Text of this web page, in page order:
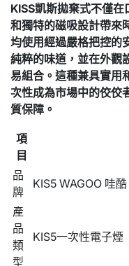
KISS凱斯拋棄式不僅
和獨特的磁吸設計帶來
均使用經過嚴格把控的
純粹的味道，並在外觀
易組合。這種兼具實用
次性成為市場中的佼佼
質保障。
項
目
品
牌
KIS5 WAGOO 哇酷
產
品
類
型
KIS5一次性電子煙